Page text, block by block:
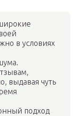
в условиях
выдавая чуть
подход